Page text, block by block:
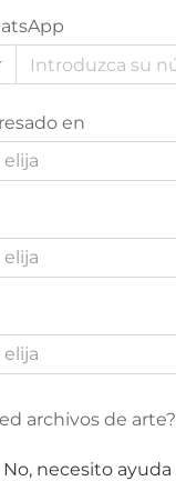
en
elija
elija
elija
archivos de arte?
No, necesito ayuda